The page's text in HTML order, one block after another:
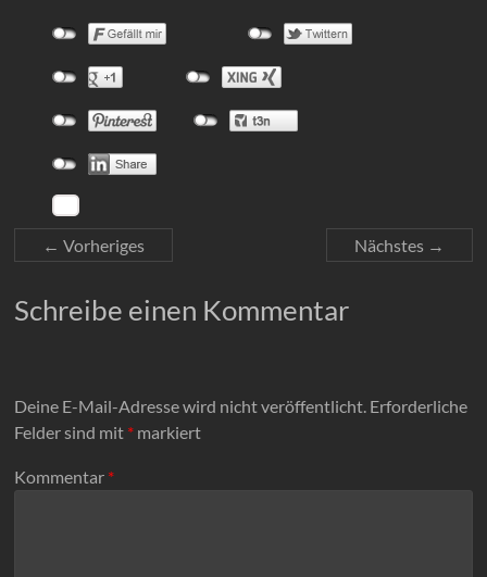
← Vorheriges Nächstes →
Schreibe einen Kommentar
Deine E-Mail-Adresse wird nicht veröffentlicht. Erforderliche
Felder sind mit * markiert
Kommentar *